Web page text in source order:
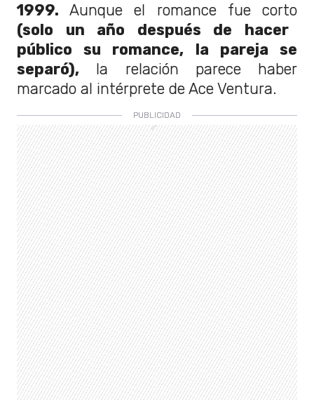
1999. Aunque el romance fue corto
(solo un año después de hacer
público su romance, la pareja se
separó), la relación parece haber
marcado al intérprete de Ace Ventura.